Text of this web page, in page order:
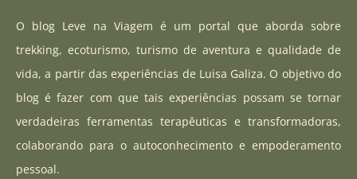
t
a
g
a
m
t
u
b
t
o
k
O blog Leve na Viagem é um portal que aborda sobre
trekking, ecoturismo, turismo de aventura e qualidade de
vida, a partir das experiências de Luisa Galiza. O objetivo do
blog é fazer com que tais experiências possam se tornar
verdadeiras ferramentas terapêuticas e transformadoras,
colaborando para o autoconhecimento e empoderamento
pessoal.